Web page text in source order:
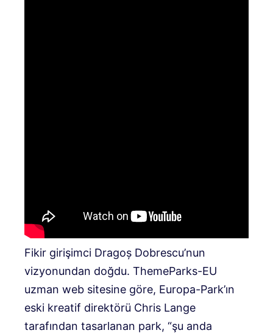
Fikir girişimci Dragoș Dobrescu’nun
vizyonundan doğdu. ThemeParks-EU
uzman web sitesine göre, Europa-Park’ın
eski kreatif direktörü Chris Lange
tarafından tasarlanan park, “şu anda